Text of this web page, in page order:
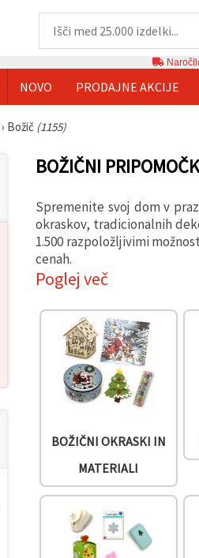
NOVO PRODAJNE AKCIJE
› Božič (1155)
BOŽIČNI
Spremenite svoj dom v
okraskov, tradicionalnih
1.500 razpoložljivimi
cenah.
Poglej več
BOŽIČNI OKRASKI IN
MATERIALI